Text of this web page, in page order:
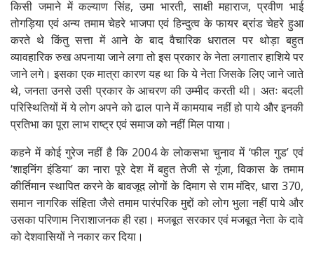
किसी जमाने में कल्याण सिंह, उमा भारती, साक्षी महाराज, प्रवीण भाई
तोगड़िया एवं अन्य तमाम चेहरे भाजपा एवं हिन्दुत्व के फायर ब्रांड चेहरे हुआ
करते थे किंतु सत्ता में आने के बाद वैचारिक धरातल पर थोड़ा बहुत
व्यावहारिक रुख अपनाया जाने लगा तो इस प्रकार के नेता लगातार हाशिये पर
जाने लगे। इसका एक मात्रा कारण यह था कि ये नेता जिसके लिए जाने जाते
थे, जनता उनसे उसी प्रकार के आचरण की उम्मीद करती थी। अतः बदली
परिस्थितियों में ये लोग अपने को ढाल पाने में कामयाब नहीं हो पाये और इनकी
प्रतिभा का पूरा लाभ राष्ट्र एवं समाज को नहीं मिल पाया।
कहने में कोई गुरेज नहीं है कि 2004 के लोकसभा चुनाव में ‘फील गुड’ एवं
‘शाइनिंग इंडिया’ का नारा पूरे देश में बहुत तेजी से गूंजा, विकास के तमाम
कीर्तिमान स्थापित करने के बावजूद लोगों के दिमाग से राम मंदिर, धारा 370,
समान नागरिक संहिता जैसे तमाम पारंपरिक मुद्दों को लोग भुला नहीं पाये और
उसका परिणाम निराशाजनक ही रहा। मजबूत सरकार एवं मजबूत नेता के दावे
को देशवासियों ने नकार कर दिया।